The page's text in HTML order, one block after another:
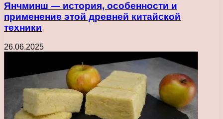
Янчминш — история, особенности и
применение этой древней китайской
техники
26.06.2025